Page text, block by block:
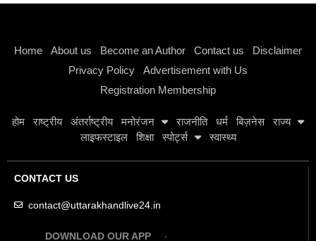
Home About us Become an Author Contact us
Disclaimer
Privacy Policy
Advertisement with Us
Registration Membership
होम राष्ट्रीय अंतर्राष्ट्रीय मनोरंजन राजनीति धर्म बिज़नेस
राज्य
लाइफस्टाइल
शिक्षा स्पोर्ट्स स्वास्थ्य
CONTACT US
contact@uttarakhandlive24.in
DOWNLOAD OUR APP